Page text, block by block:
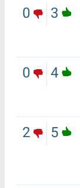
3
0
4
0
5
2